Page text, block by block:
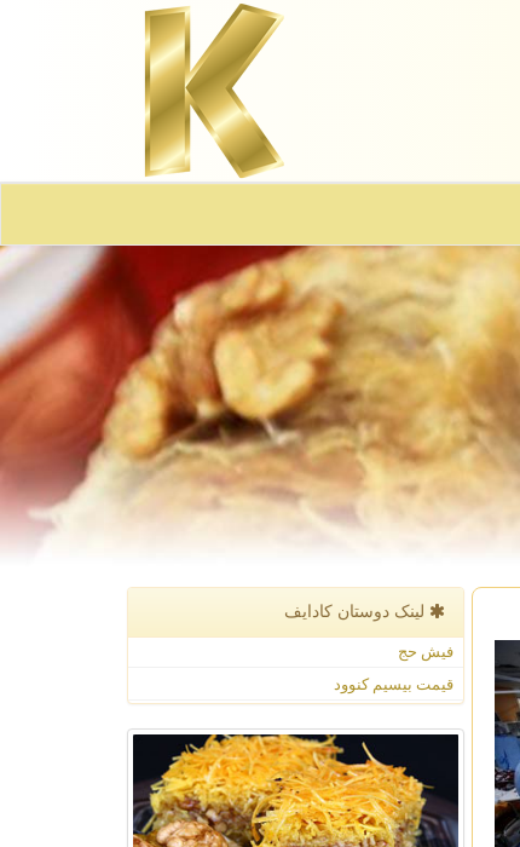
لینک دوستان كادایف
فیش حج
قیمت بیسیم کنوود